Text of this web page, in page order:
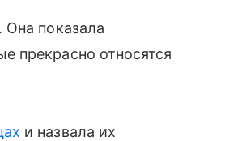
Она показала
прекрасно относятся
и назвала их